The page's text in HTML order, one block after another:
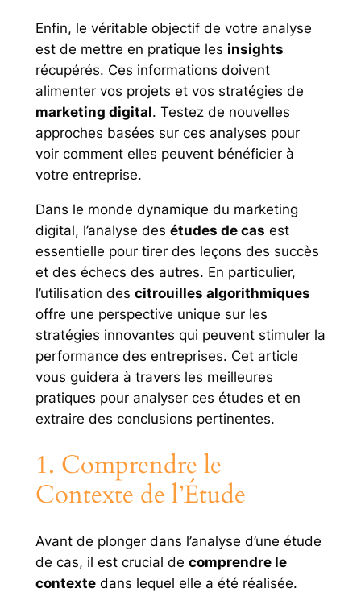
Enfin, le véritable objectif de votre analyse
est de mettre en pratique les insights
récupérés. Ces informations doivent
alimenter vos projets et vos stratégies de
marketing digital. Testez de nouvelles
approches basées sur ces analyses pour
voir comment elles peuvent bénéficier à
votre entreprise.
Dans le monde dynamique du marketing
digital, l’analyse des études de cas est
essentielle pour tirer des leçons des succès
et des échecs des autres. En particulier,
l’utilisation des citrouilles algorithmiques
offre une perspective unique sur les
stratégies innovantes qui peuvent stimuler la
performance des entreprises. Cet article
vous guidera à travers les meilleures
pratiques pour analyser ces études et en
extraire des conclusions pertinentes.
1. Comprendre le
Contexte de l’Étude
Avant de plonger dans l’analyse d’une étude
de cas, il est crucial de comprendre le
contextedans lequel elle a été réalisée.